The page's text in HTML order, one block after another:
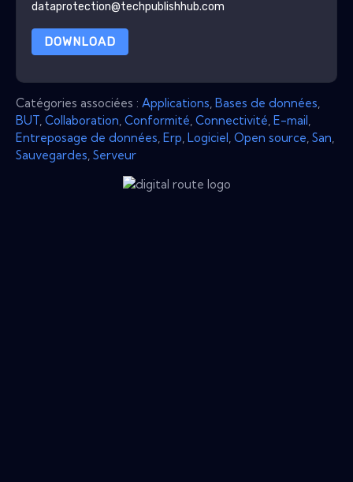
dataprotection@techpublishhub.com
DOWNLOAD
Catégories associées : Applications Bases de données
BUT Collaboration Conformité Connectivité E-mail
Entreposage de données Erp Logiciel Open source San
Sauvegardes Serveur